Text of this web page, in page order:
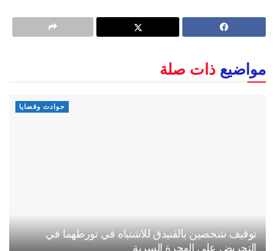
مواضيع ذات صلة
حوادث وقضايا
توقيف شخصين بالفنيدق للاشتباه في تورطهما في
التحريض على الهجرة السرية